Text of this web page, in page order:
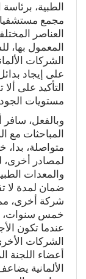
الطبية،
مجمع
العناصر
المعمول بها،
الشركات
على إيجاد
التأكيد على
مستويات
وبالفعل، سافر
المباحثات مع
متواصلة، بدا،
لمصادر أخرى،
والمعدات
ضمان لمدة لا
شركة أخرى،
خمس سنوات،
عندما تكون
الشركات
أعضاء اللجنة
الألمانية